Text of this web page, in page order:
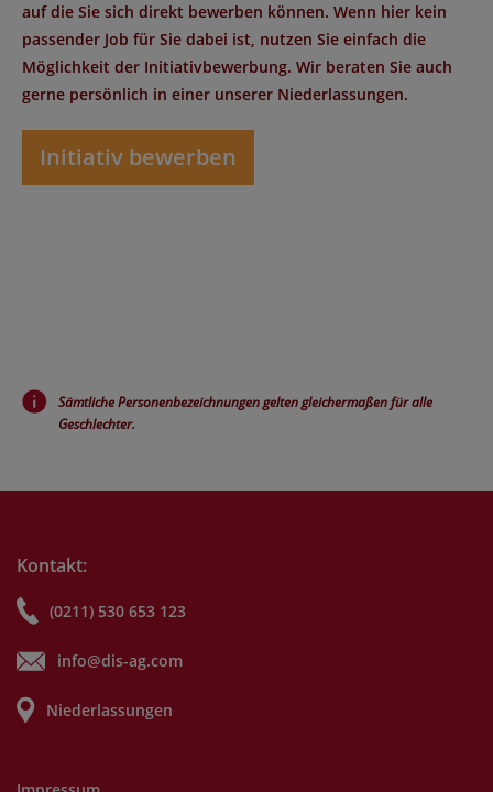
auf die Sie sich direkt bewerben können. Wenn hier kein
passender Job für Sie dabei ist, nutzen Sie einfach die
Möglichkeit der Initiativbewerbung. Wir beraten Sie auch
gerne persönlich in einer unserer Niederlassungen.
Initiativ bewerben
Sämtliche Personenbezeichnungen gelten gleichermaßen für alle
Geschlechter.
Kontakt:
(0211) 530 653 123
info@dis-ag.com
Niederlassungen